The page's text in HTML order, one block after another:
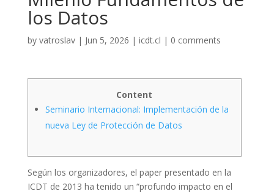
los Datos
by vatroslav| Jun 5, 2026 | icdt.cl | 0 comments
Content
Seminario Internacional: Implementación de la
nueva Ley de Protección de Datos
Según los organizadores, el paper presentado en la
ICDT de 2013 ha tenido un “profundo impacto en el